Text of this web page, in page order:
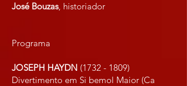
José Bouzas, historiador
Programa
JOSEPH HAYDN (1732 - 1809)
Divertimento em Si bemol Maior (Ca